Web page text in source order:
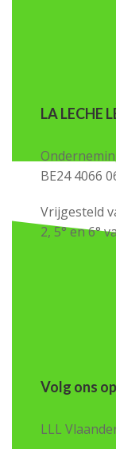
LA LECHE
BE24 4066
Vrijgesteld
2, 5° en 6°
Volg ons
LLL